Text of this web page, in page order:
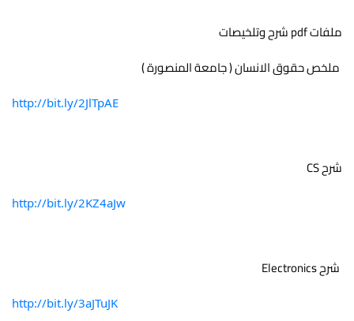
ملفات pdf شرح وتلخيصات
http://bit.ly/2JlTpAE
شرح CS
http://bit.ly/2KZ4aJw
http://bit.ly/3aJTuJK